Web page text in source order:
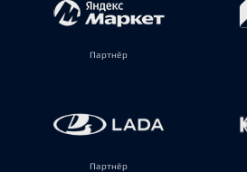
Партнёр
Партнёр